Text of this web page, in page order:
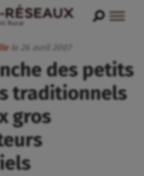
le avril
des petits
traditionnels
gros